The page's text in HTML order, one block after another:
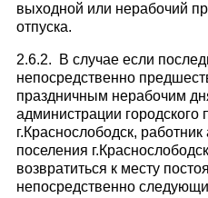
выходной или нерабочий
отпуска.
2.6.2. В случае если
непосредственно
праздничным нерабочим
администрации городского
г.Краснослободск,
поселения
возвратиться к месту
непосредственно